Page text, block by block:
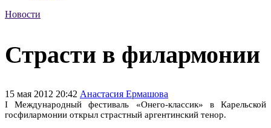
Новости
Страсти в филармонии
15 мая 2012 20:42 Анастасия Ермашова
I Международный фестиваль «Онего-классик» в Карельской
госфилармонии открыл страстный аргентинский тенор.